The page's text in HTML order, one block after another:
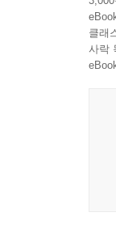
마킹
배
6.
클래
사락